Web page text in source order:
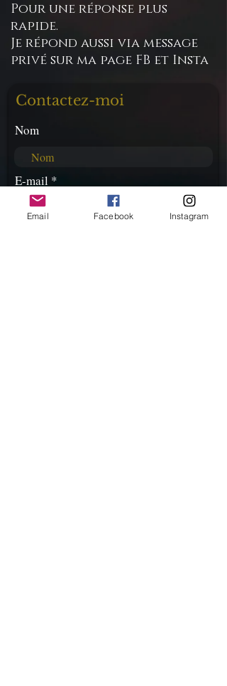
Pour une réponse plus
rapide.
Je répond aussi via message
privé sur ma page FB et Insta
Contactez-moi
Nom
E-mail
Email Facebook Instagram